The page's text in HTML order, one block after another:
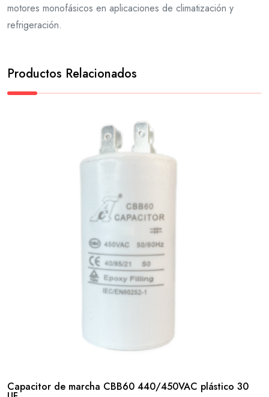
motores monofásicos en aplicaciones de climatización y
refrigeración.
Productos Relacionados
Capacitor de marcha CBB60 440/450VAC plástico 30